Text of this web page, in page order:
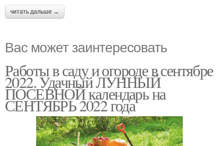
читать дальше →
Вас может заинтересовать
Работы в саду и огороде в сентябре
2022. Удачный ЛУННЫЙ
ПОСЕВНОЙ календарь на
СЕНТЯБРЬ 2022 года